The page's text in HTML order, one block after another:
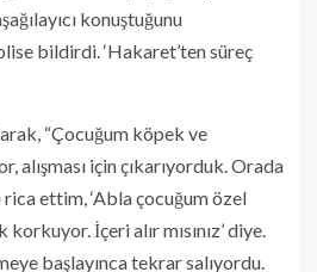
konuştuğunu
bildirdi. ‘Hakaret’ten süreç
“Çocuğum köpek ve
alışması için çıkarıyorduk. Orada
ettim, ‘Abla çocuğum özel
İçeri alır mısınız’ diye.
başlayınca tekrar salıyordu.